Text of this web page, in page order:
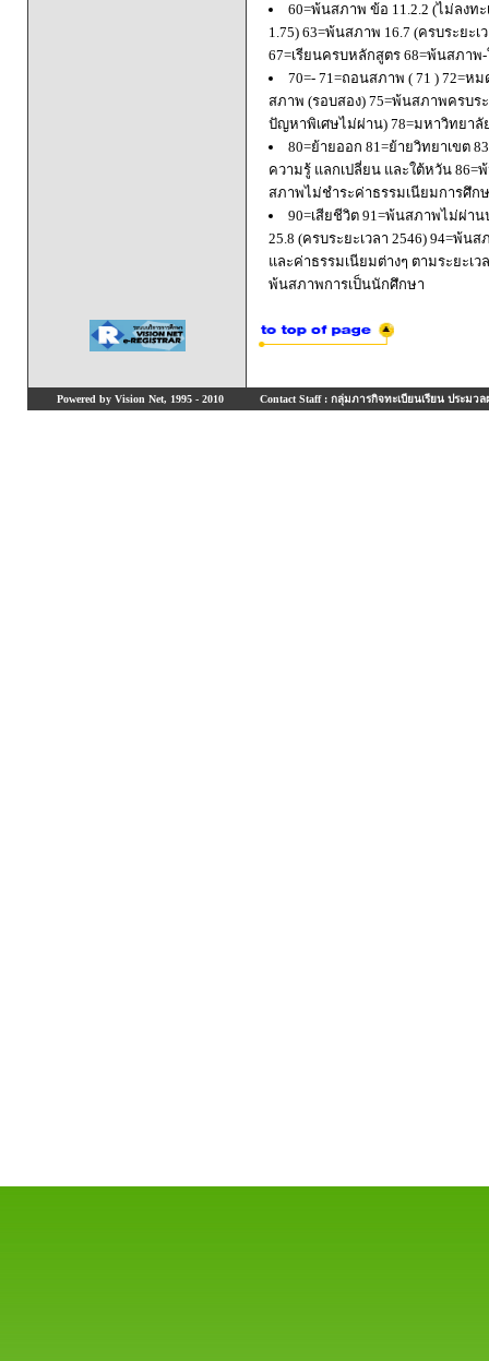
60=พ้นสภาพ ข้อ 11.2.2 (ไม่ลงท
1.75) 63=พ้นสภาพ 16.7 (ครบระยะ
67=เรียนครบหลักสูตร 68=พ้นสภา
70=- 71=ถอนสภาพ ( 71 ) 72=
สภาพ (รอบสอง) 75=พ้นสภาพครบ
ปัญหาพิเศษไม่ผ่าน) 78=มหาวิทยา
80=ย้ายออก 81=ย้ายวิทยาเขต
ความรู้ แลกเปลี่ยน และใต้หวัน
สภาพไม่ชำระค่าธรรมเนียมการศึก
90=เสียชีวิต 91=พ้นสภาพไม่ผ่า
25.8 (ครบระยะเวลา 2546) 94=พ้
และค่าธรรมเนียมต่างๆ ตามระยะเ
พ้นสภาพการเป็นนักศึกษา
Powered by Vision Net, 1995 - 2010 Contact Staff : กลุ่มภารกิจทะเบียนเรียน ประมวล